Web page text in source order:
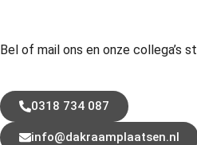
Bel of mail ons en onze collega’s
0318 734 087
info@dakraamplaatsen.nl